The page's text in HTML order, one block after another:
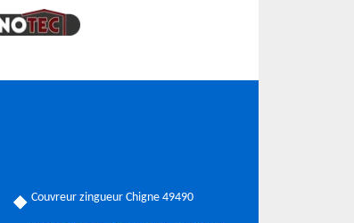
Couvreur zingueur Chigne 49490